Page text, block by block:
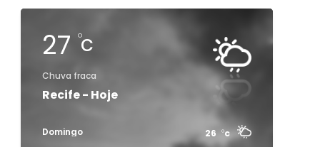
27c
Chuva fraca
Recife - Hoje
Domingo 26 c